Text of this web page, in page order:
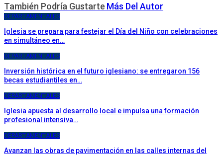
También Podría Gustarte Más Del Autor
DEPARTAMENTALES
Iglesia se prepara para festejar el Día del Niño con celebraciones
en simultáneo en…
DEPARTAMENTALES
Inversión histórica en el futuro iglesiano: se entregaron 156
becas estudiantiles en…
DEPARTAMENTALES
Iglesia apuesta al desarrollo local e impulsa una formación
profesional intensiva…
DEPARTAMENTALES
Avanzan las obras de pavimentación en las calles internas del